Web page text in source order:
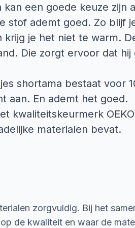
kan een goede keuze zijn
stof ademt goed. Zo blijf
krijg je het niet te warm.
Die zorgt ervoor dat
shortama bestaat voor
aan. En ademt het goed.
kwaliteitskeurmerk
materialen bevat.
zorgvuldig. Bij het
de kwaliteit en waar de